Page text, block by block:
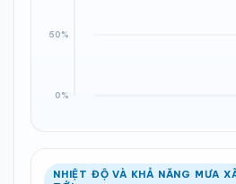
NHIỆT ĐỘ VÀ KHẢ NĂNG MƯA